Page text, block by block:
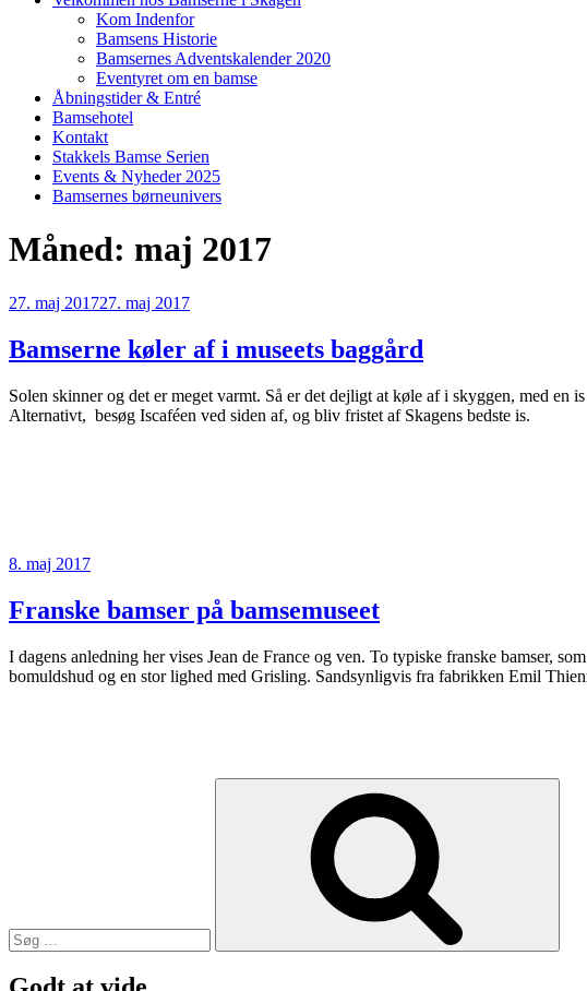
Kom Indenfor
Bamsens Historie
Bamsernes Adventskalender 2020
Eventyret om en bamse
Åbningstider & Entré
Bamsehotel
Kontakt
Stakkels Bamse Serien
Events & Nyheder 2025
Bamsernes børneunivers
Måned: maj 2017
Udgivet
27. maj 201727. maj 2017
Bamserne køler af i museets baggård
Solen skinner og det er meget varmt. Så er det dejligt at køle af i skyggen, med en
Alternativt, besøg Iscaféen ved siden af, og bliv fristet af Skagens bedste is.
Udgivet
8. maj 2017
Franske bamser på bamsemuseet
I dagens anledning her vises Jean de France og ven. To typiske franske bamser,
bomuldshud og en stor lighed med Grisling. Sandsynligvis fra fabrikken Emil